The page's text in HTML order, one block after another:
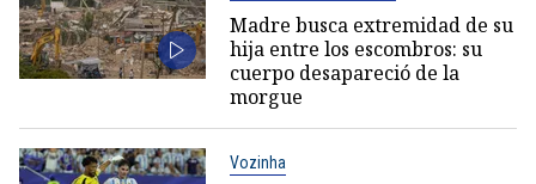
Madre busca extremidad de su
hija entre los escombros: su
cuerpo desapareció de la
morgue
Vozinha